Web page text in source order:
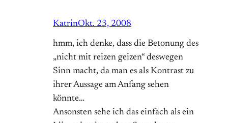
KatrinOkt. 23, 2008
hmm, ich denke, dass die Betonung des
„nicht mit reizen geizen“ deswegen
Sinn macht, da man es als Kontrast zu
ihrer Aussage am Anfang sehen
könnte…
Ansonsten sehe ich das einfach als ein